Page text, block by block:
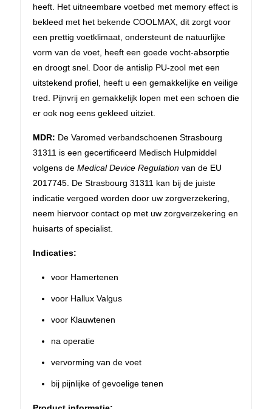
heeft. Het uitneembare voetbed met memory effect is
bekleed met het bekende COOLMAX, dit zorgt voor
een prettig voetklimaat, ondersteunt de natuurlijke
vorm van de voet, heeft een goede vocht-absorptie
en droogt snel. Door de antislip PU-zool met een
uitstekend profiel, heeft u een gemakkelijke en veilige
tred. Pijnvrij en gemakkelijk lopen met een schoen die
er ook nog eens gekleed uitziet.
MDR: De Varomed verbandschoenen Strasbourg
31311 is een gecertificeerd Medisch Hulpmiddel
volgens de Medical Device Regulation van de EU
2017745. De Strasbourg 31311 kan bij de juiste
indicatie vergoed worden door uw zorgverzekering,
neem hiervoor contact op met uw zorgverzekering en
huisarts of specialist.
Indicaties:
voor Hamertenen
voor Hallux Valgus
voor Klauwtenen
na operatie
vervorming van de voet
bij pijnlijke of gevoelige tenen